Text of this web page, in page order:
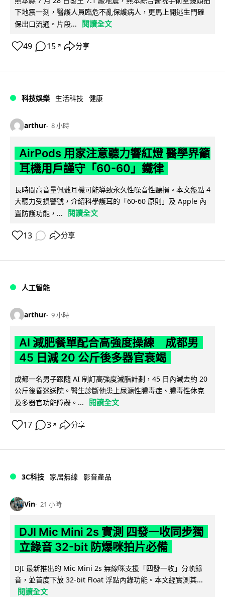
下地震一刻，醫護人員臨危不亂保護病人，更馬上開逃生門確
保出口流通。片段...
閱讀全文
49 15 ↗ 分享
科技娛樂 生活科技 健康
arthur 8 小時
AirPods 用家注意聽力響紅燈 醫學界籲
耳機用戶謹守「60-60」鐵律
長時間高音量佩戴耳機可能導致永久性噪音性聽損。本文盤點 4
大聽力受損警號，介紹科學護耳的「60-60 原則」及 Apple 內
置防護功能，...
閱讀全文
13 分享
人工智能
arthur 9 小時
AI 減肥餐單配合高強度操練 成都男
45 日減 20 公斤後多器官衰竭
成都一名男子跟隨 AI 制訂高強度減脂計劃，45 日內減去約 20
公斤後昏迷送院。醫生診斷他患上尿源性膿毒症、膿毒性休克
及多器官功能障礙。...
閱讀全文
17 3 ↗ 分享
3C科技 家居無線 影音產品
Vin 21 小時
DJI Mic Mini 2s 實測 四發一收同步獨
立錄音 32-bit 防爆咪拍片必備
DJI 最新推出的 Mic Mini 2s 無線咪支援「四發一收」分軌錄
音，並首度下放 32-bit Float 浮點內錄功能。本文經實測其...
閱讀全文